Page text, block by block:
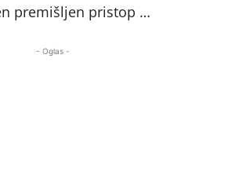
premišljen pristop …
- Oglas -